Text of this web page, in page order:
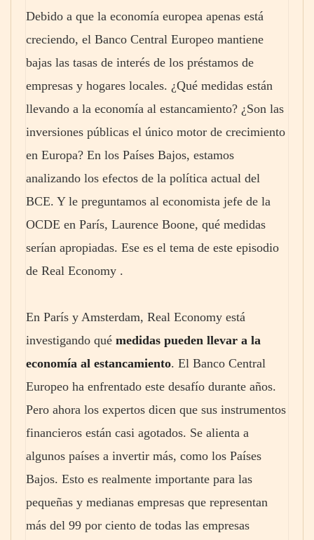
Debido a que la economía europea apenas está
creciendo, el Banco Central Europeo mantiene
bajas las tasas de interés de los préstamos de
empresas y hogares locales. ¿Qué medidas están
llevando a la economía al estancamiento? ¿Son las
inversiones públicas el único motor de crecimiento
en Europa? En los Países Bajos, estamos
analizando los efectos de la política actual del
BCE. Y le preguntamos al economista jefe de la
OCDE en París, Laurence Boone, qué medidas
serían apropiadas. Ese es el tema de este episodio
de Real Economy .
En París y Amsterdam, Real Economy está
investigando qué medidas pueden llevar a la
economía al estancamiento. El Banco Central
Europeo ha enfrentado este desafío durante años.
Pero ahora los expertos dicen que sus instrumentos
financieros están casi agotados. Se alienta a
algunos países a invertir más, como los Países
Bajos. Esto es realmente importante para las
pequeñas y medianas empresas que representan
más del 99 por ciento de todas las empresas